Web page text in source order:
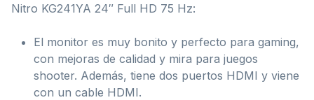
Nitro KG241YA 24″ Full HD 75 Hz:
El monitor es muy bonito y perfecto para gaming,
con mejoras de calidad y mira para juegos
shooter. Además, tiene dos puertos HDMI y viene
con un cable HDMI.